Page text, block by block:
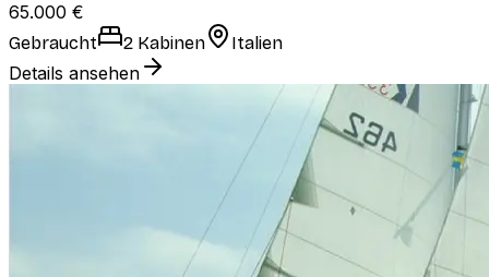
65.000 €
Gebraucht 2 Kabinen Italien
Details ansehen